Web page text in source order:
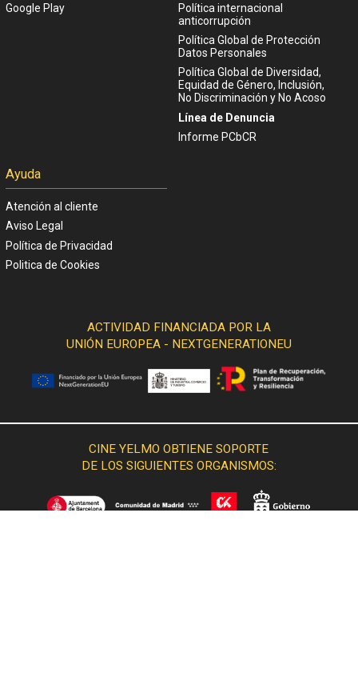
Google Play
Política internacional
anticorrupción
Política Global de Protección
Datos Personales
Política Global de Diversidad,
Equidad de Género, Inclusión,
No Discriminación y No Acoso
Línea de Denuncia
Informe PCbCR
Ayuda
Atención al cliente
Aviso Legal
Política de Privacidad
Politica de Cookies
ACTIVIDAD FINANCIADA POR LA
UNIÓN EUROPEA - NEXTGENERATIONEU
CINE YELMO OBTIENE SOPORTE
DE LOS SIGUIENTES ORGANISMOS: